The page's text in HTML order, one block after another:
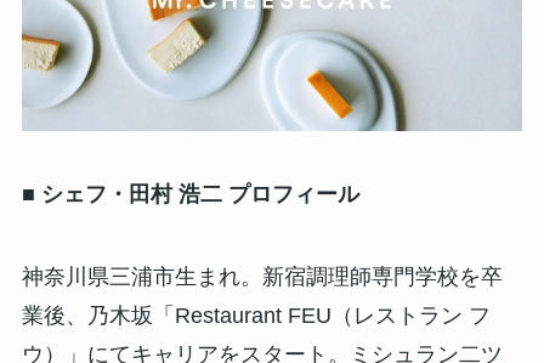
■ シェフ・田村 浩二 プロフィール
神奈川県三浦市生まれ。新宿調理師専門学校を卒
業後、乃木坂「Restaurant FEU（レストラン フ
ウ）」にてキャリアをスタート。ミシュラン二ツ